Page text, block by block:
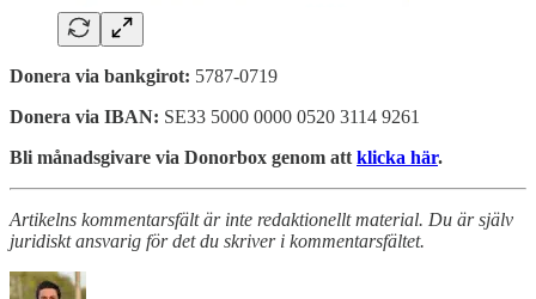
Donera via bankgirot: 5787-0719
Donera via IBAN: SE33 5000 0000 0520 3114 9261
Bli månadsgivare via Donorbox genom att klicka här.
Artikelns kommentarsfält är inte redaktionellt material. Du är själv
juridiskt ansvarig för det du skriver i kommentarsfältet.